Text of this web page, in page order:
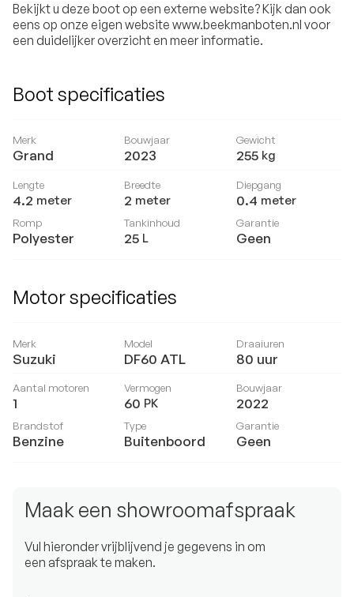
Bekijkt u deze boot op een externe website? Kijk dan ook
eens op onze eigen website www.beekmanboten.nl voor
een duidelijker overzicht en meer informatie.
Boot specificaties
Merk
Grand
Bouwjaar
2023
Gewicht
255 kg
Lengte
4.2 meter
Breedte
2 meter
Diepgang
0.4 meter
Romp
Polyester
Tankinhoud
25 L
Garantie
Geen
Motor specificaties
Merk
Suzuki
Model
DF60 ATL
Draaiuren
80 uur
Aantal motoren
1
Vermogen
60 PK
Bouwjaar
2022
Brandstof
Benzine
Type
Buitenboord
Garantie
Geen
Maak een showroomafspraak
Vul hieronder vrijblijvend je gegevens in om
een afspraak te maken.